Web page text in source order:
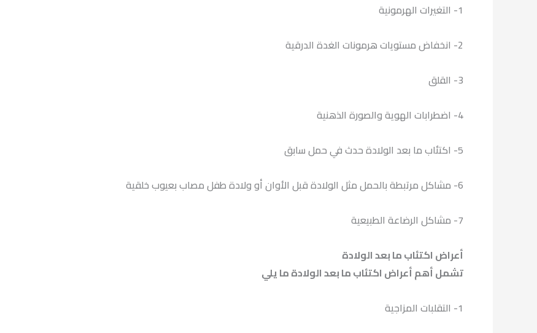
1- التغيرات الهرمونية
2- انخفاض مستويات هرمونات الغدة الدرقية
3- القلق
4- اضطرابات الهوية والصورة الذهنية
5- اكتئاب ما بعد الولادة حدث في حمل سابق
6- مشاكل مرتبطة بالحمل مثل الولادة قبل الأوان أو ولادة طفل مصاب بعيوب خلقية
7- مشاكل الرضاعة الطبيعية
أعراض اكتئاب ما بعد الولادة
تشمل أهم أعراض اكتئاب ما بعد الولادة ما يلي
1- التقلبات المزاجية